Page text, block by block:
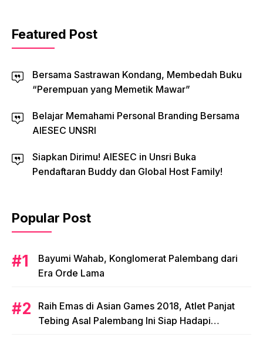
Featured Post
Bersama Sastrawan Kondang, Membedah Buku
“Perempuan yang Memetik Mawar”
Belajar Memahami Personal Branding Bersama
AIESEC UNSRI
Siapkan Dirimu! AIESEC in Unsri Buka
Pendaftaran Buddy dan Global Host Family!
Popular Post
Bayumi Wahab, Konglomerat Palembang dari
Era Orde Lama
Raih Emas di Asian Games 2018, Atlet Panjat
Tebing Asal Palembang Ini Siap Hadapi